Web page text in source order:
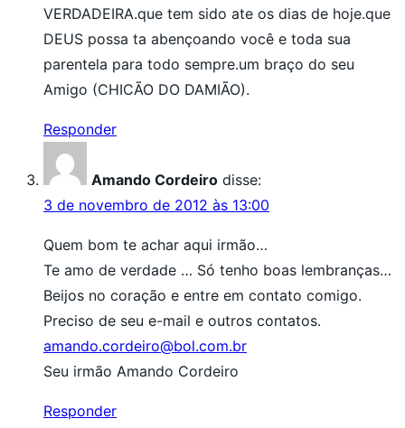
VERDADEIRA.que tem sido ate os dias de hoje.que
DEUS possa ta abençoando você e toda sua
parentela para todo sempre.um braço do seu
Amigo (CHICÃO DO DAMIÃO).
Responder
Amando Cordeiro disse:
3 de novembro de 2012 às 13:00
Quem bom te achar aqui irmão…
Te amo de verdade … Só tenho boas lembranças…
Beijos no coração e entre em contato comigo.
Preciso de seu e-mail e outros contatos.
amando.cordeiro@bol.com.br
Seu irmão Amando Cordeiro
Responder